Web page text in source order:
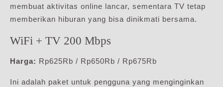
membuat aktivitas online lancar, sementara TV tetap
memberikan hiburan yang bisa dinikmati bersama.
WiFi + TV 200 Mbps
Harga: Rp625Rb / Rp650Rb / Rp675Rb
Ini adalah paket untuk pengguna yang menginginkan